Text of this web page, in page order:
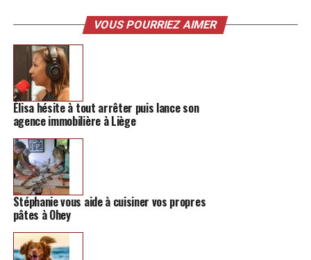
Les astuces d’un nutritionniste hélécinois pour ton
summer body
VOUS POURRIEZ AIMER
Élisa hésite à tout arrêter puis lance son
agence immobilière à Liège
Stéphanie vous aide à cuisiner vos propres
pâtes à Ohey